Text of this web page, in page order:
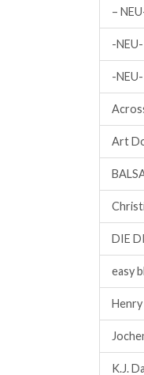
–
-
-
Art
DIE
easy
K.J.